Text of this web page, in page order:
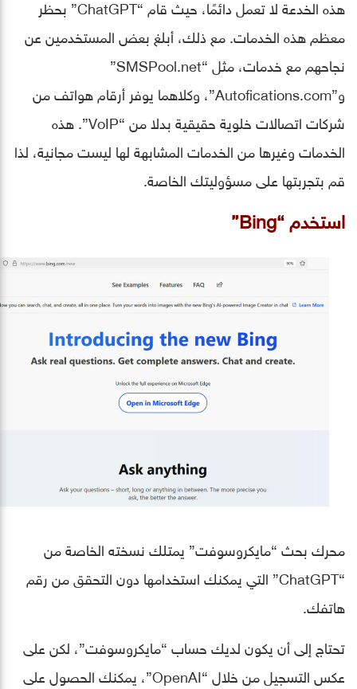
هذه الخدعة لا تعمل دائمًا، حيث قام “ChatGPT” بحظر
معظم هذه الخدمات. مع ذلك، أبلغ بعض المستخدمين عن
نجاحهم مع خدمات، مثل “SMSPool.net”
و”Autofications.com”، وكلاهما يوفر أرقام هواتف من
شركات اتصالات خلوية حقيقية بدلا من “VoIP”. هذه
الخدمات وغيرها من الخدمات المشابهة لها ليست مجانية، لذا
قم بتجربتها على مسؤوليتك الخاصة.
استخدم “Bing”
محرك بحث “مايكروسوفت” يمتلك نسخته الخاصة من
“ChatGPT” التي يمكنك استخدامها دون التحقق من رقم
هاتفك.
تحتاج إلى أن يكون لديك حساب “مايكروسوفت”، لكن على
عكس التسجيل من خلال “OpenAI”، يمكنك الحصول على